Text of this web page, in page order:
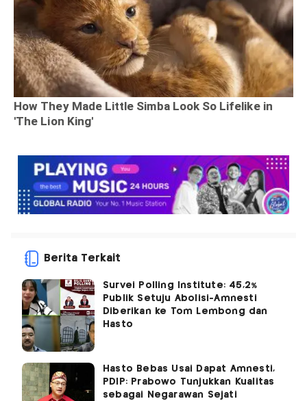
Berita Terkait
Survei Polling Institute: 45,2%
Publik Setuju Abolisi-Amnesti
Diberikan ke Tom Lembong dan
Hasto
Hasto Bebas Usai Dapat Amnesti,
PDIP: Prabowo Tunjukkan Kualitas
sebagai Negarawan Sejati